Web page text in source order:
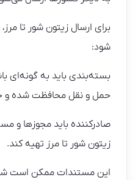
برای ارسال زیتون شور تا
شود:
بسته‌بندی باید به گونه‌ای
حمل و نقل محافظت شده و
صادرکننده باید مجوزها و
زیتون شور تا مرز تهیه کند.
این مستندات ممکن است